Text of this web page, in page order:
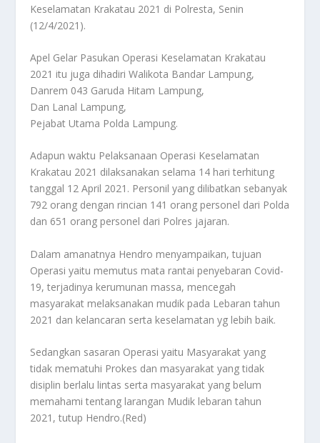
Keselamatan Krakatau 2021 di Polresta, Senin
(12/4/2021).
Apel Gelar Pasukan Operasi Keselamatan Krakatau
2021 itu juga dihadiri Walikota Bandar Lampung,
Danrem 043 Garuda Hitam Lampung,
Dan Lanal Lampung,
Pejabat Utama Polda Lampung.
Adapun waktu Pelaksanaan Operasi Keselamatan
Krakatau 2021 dilaksanakan selama 14 hari terhitung
tanggal 12 April 2021. Personil yang dilibatkan sebanyak
792 orang dengan rincian 141 orang personel dari Polda
dan 651 orang personel dari Polres jajaran.
Dalam amanatnya Hendro menyampaikan, tujuan
Operasi yaitu memutus mata rantai penyebaran Covid-
19, terjadinya kerumunan massa, mencegah
masyarakat melaksanakan mudik pada Lebaran tahun
2021 dan kelancaran serta keselamatan yg lebih baik.
Sedangkan sasaran Operasi yaitu Masyarakat yang
tidak mematuhi Prokes dan masyarakat yang tidak
disiplin berlalu lintas serta masyarakat yang belum
memahami tentang larangan Mudik lebaran tahun
2021, tutup Hendro.(Red)